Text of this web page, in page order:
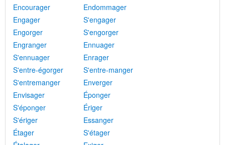
Encourager
Endommager
Engager
S'engager
Engorger
S'engorger
Engranger
Ennuager
S'ennuager
Enrager
S'entre-égorger
S'entre-manger
S'entremanger
Enverger
Envisager
Éponger
S'éponger
Ériger
S'ériger
Essanger
Étager
S'étager